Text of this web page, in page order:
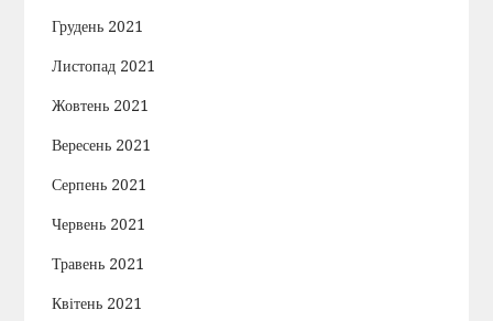
Грудень 2021
Листопад 2021
Жовтень 2021
Вересень 2021
Серпень 2021
Червень 2021
Травень 2021
Квітень 2021